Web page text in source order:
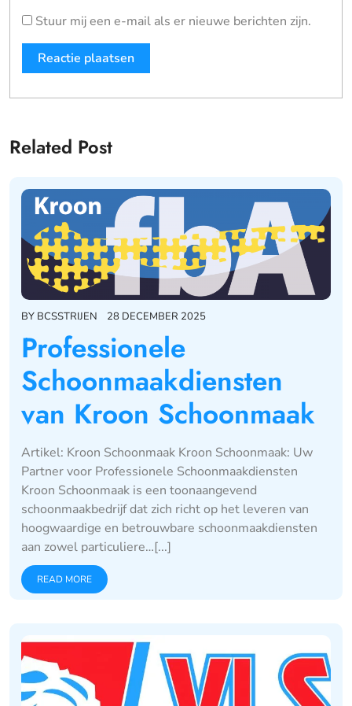
Stuur mij een e-mail als er nieuwe berichten zijn.
Related Post
BY BCSSTRIJEN 28 DECEMBER 2025
Professionele
Schoonmaakdiensten
van Kroon Schoonmaak
Artikel: Kroon Schoonmaak Kroon Schoonmaak: Uw
Partner voor Professionele Schoonmaakdiensten
Kroon Schoonmaak is een toonaangevend
schoonmaakbedrijf dat zich richt op het leveren van
hoogwaardige en betrouwbare schoonmaakdiensten
aan zowel particuliere…[...]
READ MORE